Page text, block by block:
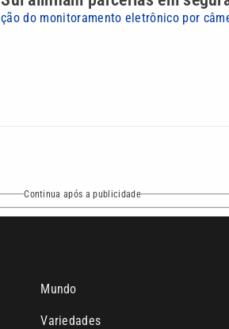
do monitoramento eletrônico por
Continua após a publicidade
Mundo
Variedades